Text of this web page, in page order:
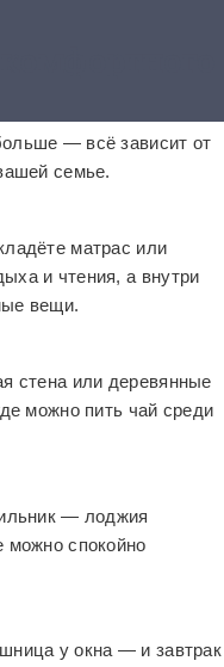
— всё зависит от
семье.
матрас или
и чтения, а внутри
вещи.
стена или деревянные
можно пить чай среди
— лоджия
можно спокойно
у окна — и завтрак